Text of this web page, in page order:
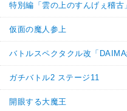
特別編「雲の上のすんげぇ稽古
仮面の魔人参上
バトルスペクタクル改「DAIMA
ガチバトル2 ステージ11
開眼する大魔王